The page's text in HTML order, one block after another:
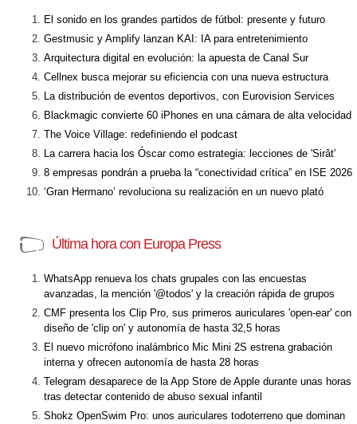
El sonido en los grandes partidos de fútbol: presente y futuro
Gestmusic y Amplify lanzan KAI: IA para entretenimiento
Arquitectura digital en evolución: la apuesta de Canal Sur
Cellnex busca mejorar su eficiencia con una nueva estructura
La distribución de eventos deportivos, con Eurovision Services
Blackmagic convierte 60 iPhones en una cámara de alta velocidad
The Voice Village: redefiniendo el podcast
La carrera hacia los Óscar como estrategia: lecciones de 'Sirât'
8 empresas pondrán a prueba la “conectividad crítica” en ISE 2026
‘Gran Hermano’ revoluciona su realización en un nuevo plató
Última hora con Europa Press
WhatsApp renueva los chats grupales con las encuestas
avanzadas, la mención '@todos' y la creación rápida de grupos
CMF presenta los Clip Pro, sus primeros auriculares 'open-ear' con
diseño de 'clip on' y autonomía de hasta 32,5 horas
El nuevo micrófono inalámbrico Mic Mini 2S estrena grabación
interna y ofrecen autonomía de hasta 28 horas
Telegram desaparece de la App Store de Apple durante unas horas
tras detectar contenido de abuso sexual infantil
Shokz OpenSwim Pro: unos auriculares todoterreno que dominan